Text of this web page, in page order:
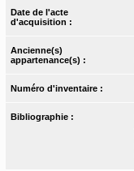
Date de l'acte
d'acquisition :
Ancienne(s)
appartenance(s) :
Numéro d'inventaire :
Bibliographie :